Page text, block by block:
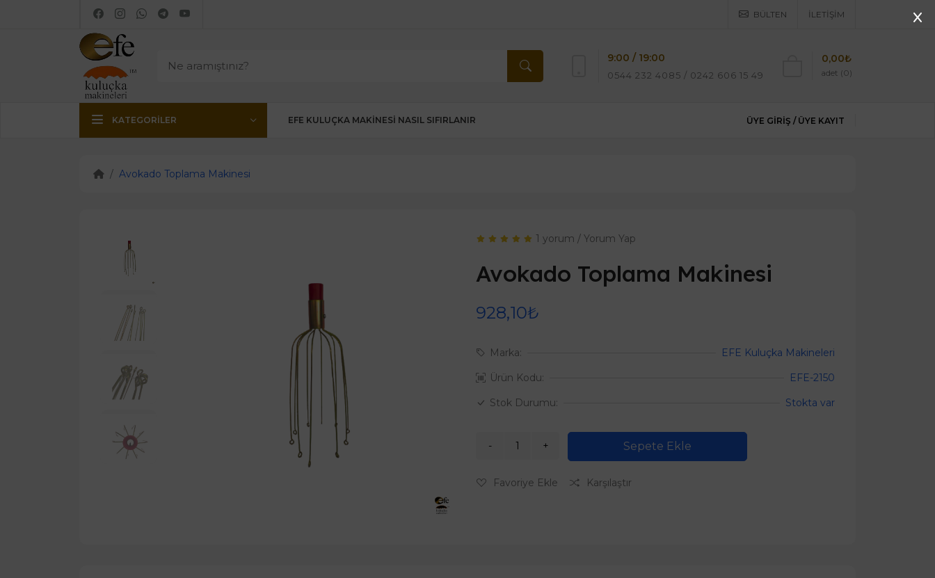
BÜLTEN İLETIŞIM
9:00 / 19:00
0544 232 4085 / 0242 606 15 49 adet (0)
0,00₺
KATEGORILER EFE KULUÇKA MAKINESI NASIL SIFIRLANIR ÜYE GIRIŞ / ÜYE KAYIT
Avokado Toplama Makinesi
1 yorum / Yorum Yap
Avokado Toplama Makinesi
928,10₺
Marka:
EFE Kuluçka Makineleri
Ürün Kodu:
EFE-2150
Stok Durumu:
Stokta var
Sepete Ekle
Favoriye Ekle Karşılaştır